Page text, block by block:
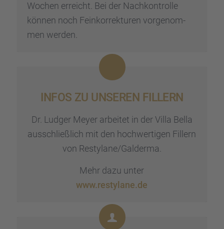
Wochen erreicht. Bei der Nachkon­trolle
können noch Feinkor­rek­tu­ren vorge­nom­
men werden.
INFOS ZU UNSEREN FILLERN
Dr. Ludger Meyer arbei­tet in der Villa Bella
ausschließ­lich mit den hochwer­ti­gen Fillern
von Restylane/Galderma.
Mehr dazu unter
www.restylane.de